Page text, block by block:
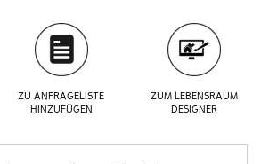
ZU ANFRAGELISTE
HINZUFÜGEN
ZUM LEBENSRAUM
DESIGNER